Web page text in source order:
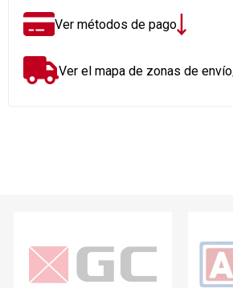
Ver métodos de pago
Ver el mapa de zonas de envío